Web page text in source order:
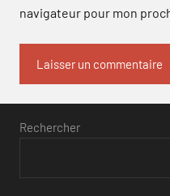
navigateur pour mon
Rechercher